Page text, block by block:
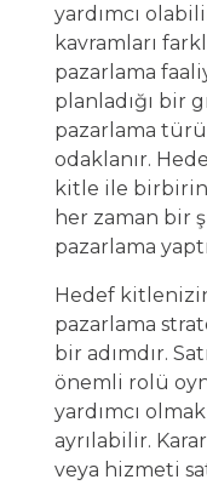
yardımcı
kavramları
pazarlama
planladığı bir
pazarlama
odaklanır.
kitle ile
her zaman bir
pazarlama
Hedef
pazarlama
bir adımdır.
önemli rolü
yardımcı
ayrılabilir.
veya hizmeti